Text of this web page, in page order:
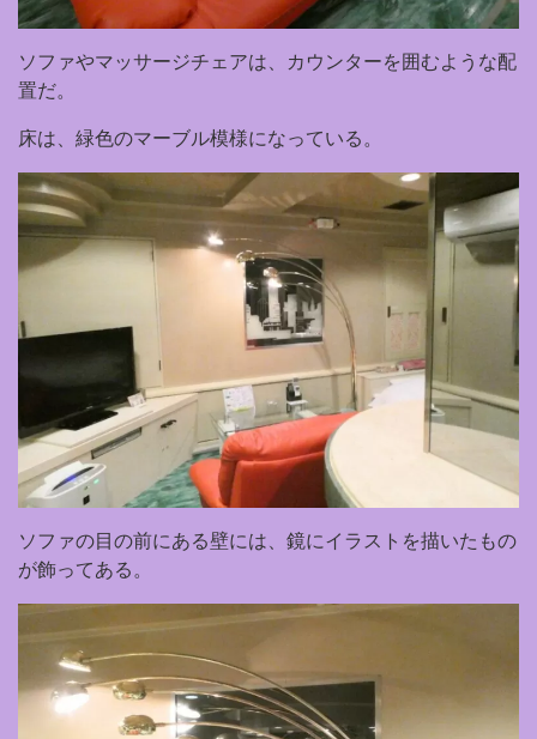
ソファやマッサージチェアは、カウンターを囲むような配
置だ。
床は、緑色のマーブル模様になっている。
ソファの目の前にある壁には、鏡にイラストを描いたもの
が飾ってある。